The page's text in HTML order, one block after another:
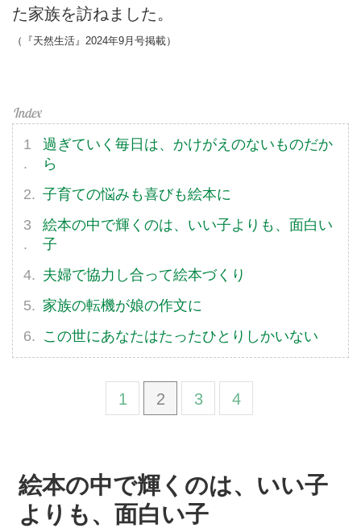
た家族を訪ねました。
（『天然生活』2024年9月号掲載）
過ぎていく毎日は、かけがえのないものだか
ら
子育ての悩みも喜びも絵本に
絵本の中で輝くのは、いい子よりも、面白い
子
夫婦で協力し合って絵本づくり
家族の転機が娘の作文に
この世にあなたはたったひとりしかいない
1 2 3 4
絵本の中で輝くのは、いい子
よりも、面白い子